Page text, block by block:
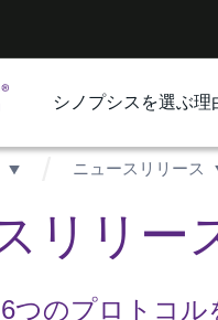
シノプシスを選ぶ理
ニュースリリース
リリー
つのプロトコ